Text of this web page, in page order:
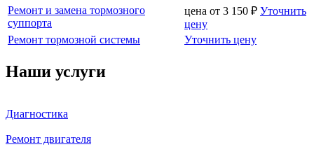
Ремонт и замена тормозного
суппорта
цена от 3 150 ₽ Уточнить
цену
Ремонт тормозной системы
Уточнить цену
Наши услуги
Диагностика
Ремонт двигателя